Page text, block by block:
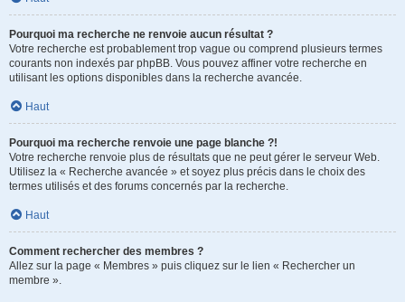
Pourquoi ma recherche ne renvoie aucun résultat ?
Votre recherche est probablement trop vague ou comprend plusieurs termes
courants non indexés par phpBB. Vous pouvez affiner votre recherche en
utilisant les options disponibles dans la recherche avancée.
Haut
Pourquoi ma recherche renvoie une page blanche ?!
Votre recherche renvoie plus de résultats que ne peut gérer le serveur Web.
Utilisez la « Recherche avancée » et soyez plus précis dans le choix des
termes utilisés et des forums concernés par la recherche.
Haut
Comment rechercher des membres ?
Allez sur la page « Membres » puis cliquez sur le lien « Rechercher un
membre ».